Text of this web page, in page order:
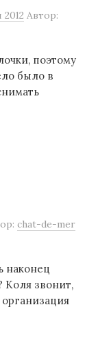
Автор:
поэтому
было в
chat-de-mer
наконец
Коля звонит,